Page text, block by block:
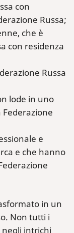
con
Russa;
che è
con residenza
Russa
lode in uno
e
e che hanno
in un
Non tutti i
intrichi